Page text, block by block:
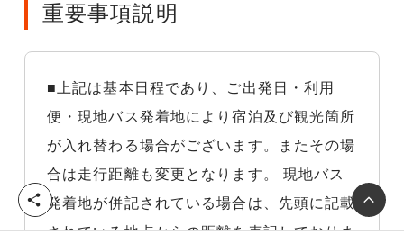
重要事項説明
■上記は基本日程であり、ご出発日・利用
便・現地バス発着地により宿泊及び観光箇所
が入れ替わる場合がございます。またその場
合は走行距離も変更となります。 現地バス
発着地が併記されている場合は、先頭に記載
されている地点からの距離を表記しておりま
シ
ェ
ア